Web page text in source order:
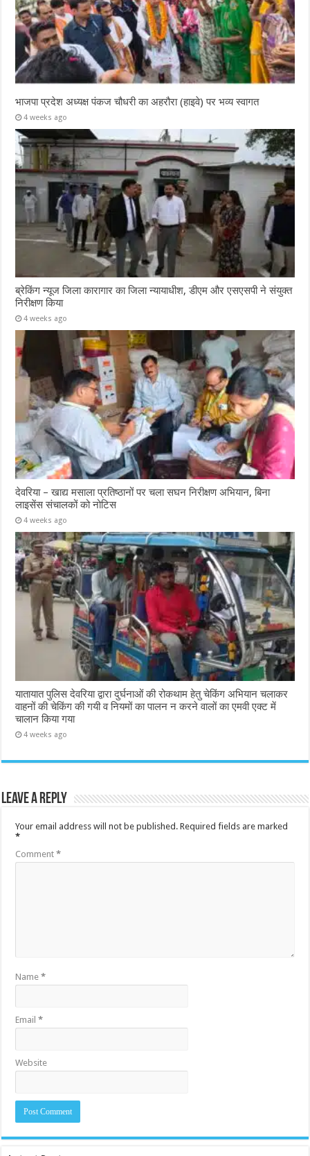
भाजपा प्रदेश अध्यक्ष पंकज चौधरी का अहरौरा (हाइवे) पर भव्य स्वागत
4 weeks ago
ब्रेकिंग न्यूज जिला कारागार का जिला न्यायाधीश, डीएम और एसएसपी ने संयुक्त
निरीक्षण किया
4 weeks ago
देवरिया – खाद्य मसाला प्रतिष्ठानों पर चला सघन निरीक्षण अभियान, बिना
लाइसेंस संचालकों को नोटिस
4 weeks ago
यातायात पुलिस देवरिया द्वारा दुर्घनाओं की रोकथाम हेतु चेकिंग अभियान चलाकर
वाहनों की चेकिंग की गयी व नियमों का पालन न करने वालों का एमवी एक्ट में
चालान किया गया
4 weeks ago
Leave a Reply
Your email address will not be published. Required fields are marked
*
Comment*
Name*
Email*
Website